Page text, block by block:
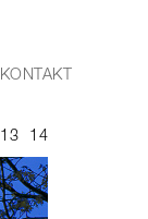
KONTAKT
13 14